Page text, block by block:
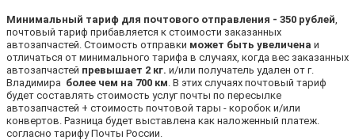
Минимальный тариф для почтового отправления - 350 рублей
почтовый тариф прибавляется к стоимости заказанных
автозапчастей. Стоимость отправки может быть увеличена и
отличаться от минимального тарифа в случаях, когда вес заказанных
автозапчастей превышает 2 кг. и/или получатель удален от г.
Владимира более чем на 700 км . В этих случаях почтовый тариф
будет составлять стоимость услуг почты по пересылке
автозапчастей + стоимость почтовой тары - коробок и/или
конвертов. Разница будет выставлена как наложенный платеж.
согласно тарифу Почты России.